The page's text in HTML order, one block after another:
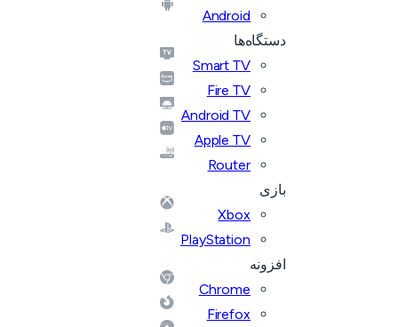
Android
دستگاه‌ها
Smart TV
Fire TV
Android TV
Apple TV
Router
بازی
Xbox
PlayStation
افزونه
Chrome
Firefox